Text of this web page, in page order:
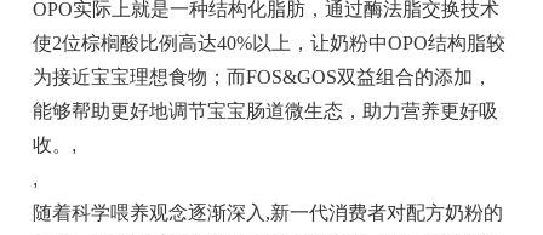
OPO实际上就是一种结构化脂肪，通过酶法脂交换技术
使2位棕榈酸比例高达40%以上，让奶粉中OPO结构脂较
为接近宝宝理想食物；而FOS&GOS双益组合的添加，
能够帮助更好地调节宝宝肠道微生态，助力营养更好吸
收。 ,
,
随着科学喂养观念逐渐深入,新一代消费者对配方奶粉的